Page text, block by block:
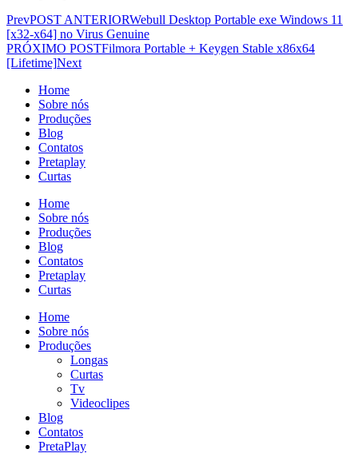
PrevPOST ANTERIORWebull Desktop Portable exe Windows 11
[x32-x64] no Virus Genuine
PRÓXIMO POSTFilmora Portable + Keygen Stable x86x64
[Lifetime]Next
Home
Sobre nós
Produções
Blog
Contatos
Pretaplay
Curtas
Home
Sobre nós
Produções
Blog
Contatos
Pretaplay
Curtas
Home
Sobre nós
Produções
Longas
Curtas
Tv
Videoclipes
Blog
Contatos
PretaPlay